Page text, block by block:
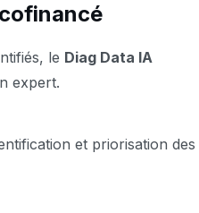
le Diag Data IA
expert.
et priorisation des